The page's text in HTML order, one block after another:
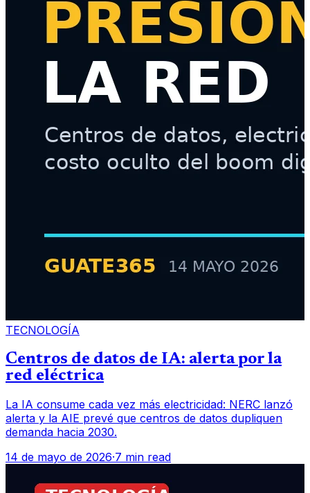
TECNOLOGÍA
Centros de datos de IA: alerta por la
red eléctrica
La IA consume cada vez más electricidad: NERC lanzó
alerta y la AIE prevé que centros de datos dupliquen
demanda hacia 2030.
14 de mayo de 2026·7 min read